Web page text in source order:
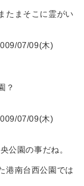
たまそこに霊がい
07/09(木)
？
07/09(木)
公園の事だね。
港南台西公園では